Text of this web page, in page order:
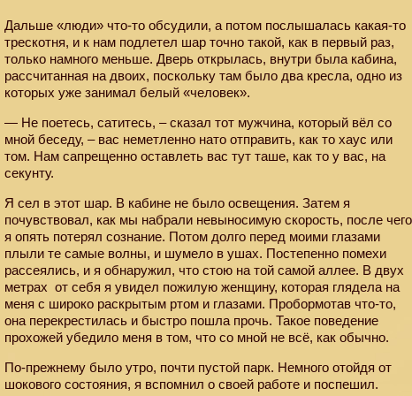
Дальше «люди» что-то обсудили, а потом послышалась какая-то
трескотня, и к нам подлетел шар точно такой, как в первый раз,
только намного меньше. Дверь открылась, внутри была кабина,
рассчитанная на двоих, поскольку там было два кресла, одно из
которых уже занимал белый «человек».
— Не поетесь, сатитесь, – сказал тот мужчина, который вёл со
мной беседу, – вас неметленно нато отправить, как то хаус или
том. Нам сапрещенно оставлеть вас тут таше, как то у вас, на
секунту.
Я сел в этот шар. В кабине не было освещения. Затем я
почувствовал, как мы набрали невыносимую скорость, после чего
я опять потерял сознание. Потом долго перед моими глазами
плыли те самые волны, и шумело в ушах. Постепенно помехи
рассеялись, и я обнаружил, что стою на той самой аллее. В двух
метрах от себя я увидел пожилую женщину, которая глядела на
меня с широко раскрытым ртом и глазами. Пробормотав что-то,
она перекрестилась и быстро пошла прочь. Такое поведение
прохожей убедило меня в том, что со мной не всё, как обычно.
По-прежнему было утро, почти пустой парк. Немного отойдя от
шокового состояния, я вспомнил о своей работе и поспешил.